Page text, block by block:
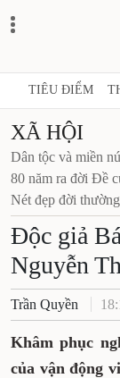
TIÊU ĐIỂM
XÃ HỘI
Dân tộc và miền
80 năm ra đời Đề
Nét đẹp đời thường
Độc giả
Nguyễn
Trần Quyền
Khâm phục
của vận động